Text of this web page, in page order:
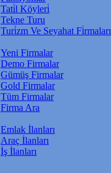
Tati̇l Köyleri̇
Tekne Turu
Turi̇zm Ve Seyahat Fi̇rmaları
Yeni Firmalar
Demo Firmalar
Gümüş Firmalar
Gold Firmalar
Tüm Firmalar
Firma Ara
Emlak İlanları
Araç İlanları
İş İlanları